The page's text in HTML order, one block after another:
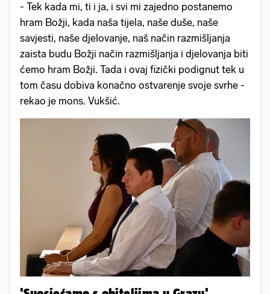
- Tek kada mi, ti i ja, i svi mi zajedno postanemo
hram Božji, kada naša tijela, naše duše, naše
savjesti, naše djelovanje, naš način razmišljanja
zaista budu Božji način razmišljanja i djelovanja biti
ćemo hram Božji. Tada i ovaj fizički podignut tek u
tom času dobiva konačno ostvarenje svoje svrhe -
rekao je mons. Vukšić.